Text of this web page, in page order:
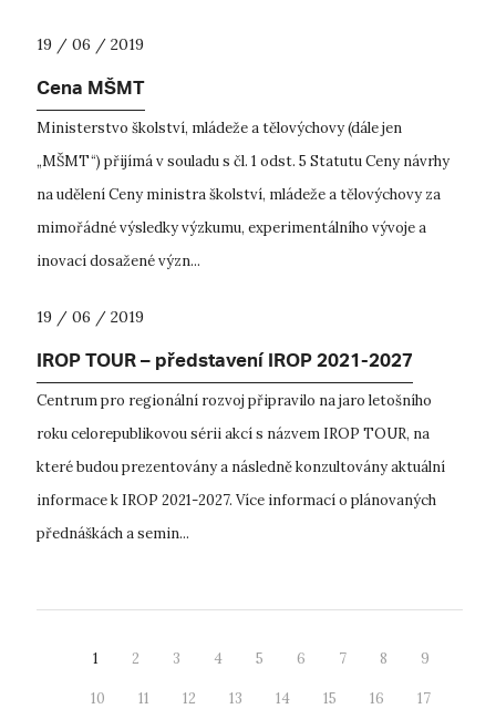
19 / 06 / 2019
Cena MŠMT
Ministerstvo školství, mládeže a tělovýchovy (dále jen
„MŠMT“) přijímá v souladu s čl. 1 odst. 5 Statutu Ceny návrhy
na udělení Ceny ministra školství, mládeže a tělovýchovy za
mimořádné výsledky výzkumu, experimentálního vývoje a
inovací dosažené význ...
19 / 06 / 2019
IROP TOUR – představení IROP 2021-2027
Centrum pro regionální rozvoj připravilo na jaro letošního
roku celorepublikovou sérii akcí s názvem IROP TOUR, na
které budou prezentovány a následně konzultovány aktuální
informace k IROP 2021-2027. Více informací o plánovaných
přednáškách a semin...
1 2 3 4 5 6 7 8 9
10 11 12 13 14 15 16 17